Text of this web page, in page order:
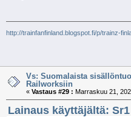
http://trainfanfinland.blogspot.fi/p/trainz-
Vs: Suomalaista
Railworksiin
« Vastaus #29 : Marraskuu 21,
Lainaus käyttäjältä: